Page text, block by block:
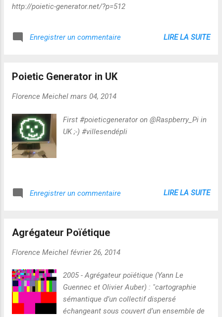
http://poietic-generator.net/?p=512
Enregistrer un commentaire LIRE LA SUITE
Poietic Generator in UK
Florence Meichel mars 04, 2014
First #poieticgenerator on @Raspberry_Pi in
UK ;-) #villesendépli
Enregistrer un commentaire LIRE LA SUITE
Agrégateur Poïétique
Florence Meichel février 26, 2014
2005 - Agrégateur poïétique (Yann Le
Guennec et Olivier Auber) : "cartographie
sémantique d’un collectif dispersé
échangeant sous couvert d’un ensemble de